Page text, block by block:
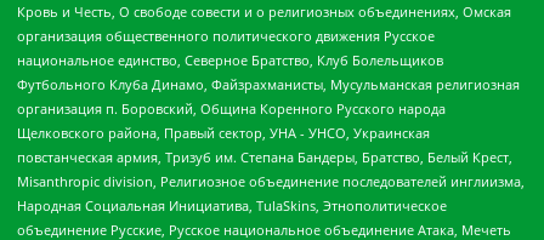
Кровь и Честь, О свободе совести и о религиозных объединениях, Омская
организация общественного политического движения Русское
национальное единство, Северное Братство, Клуб Болельщиков
Футбольного Клуба Динамо, Файзрахманисты, Мусульманская религиозная
организация п. Боровский, Община Коренного Русского народа
Щелковского района, Правый сектор, УНА - УНСО, Украинская
повстанческая армия, Тризуб им. Степана Бандеры, Братство, Белый Крест,
Misanthropic division, Религиозное объединение последователей инглиизма,
Народная Социальная Инициатива, TulaSkins, Этнополитическое
объединение Русские, Русское национальное объединение Атака, Мечеть